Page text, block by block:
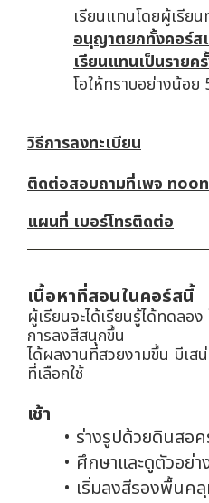
เรียนแทนโดยผู้เรีย
อนุญาตยกทั้งคอร์ส
เรียนแทนเป็นรายค
โอให้ทราบอย่างน้อย
วิธีการลงทะเบียน
ติดต่อสอบถามที่เพจ
แผนที่ เบอร์โทรติดต่อ
เนื้อหาที่สอนในคอร์สนี้
ผู้เรียนจะได้เรียนรู้ได้ทดลอ
การลงสีสนุกขึ้น
ได้ผลงานที่สวยงามขึ้น มีเส
ที่เลือกใช้
เช้า
ร่างรูปด้วยดินสอค
ศึกษาและดูตัวอย่
เริ่มลงสีรองพื้นค